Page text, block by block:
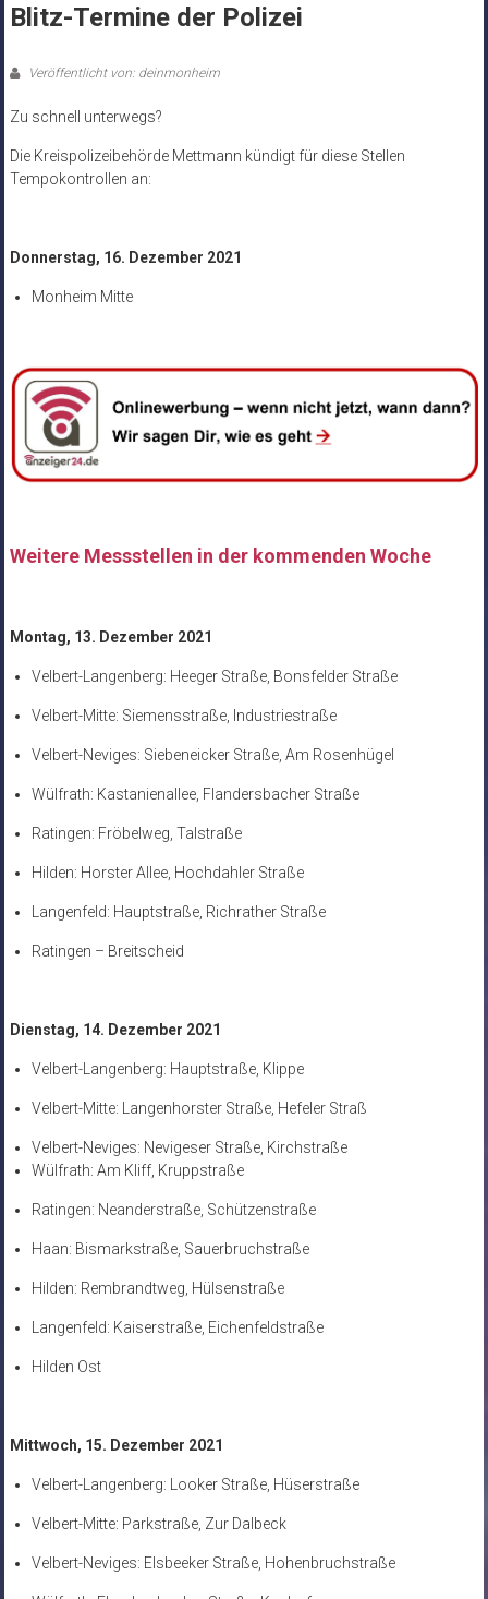
Blitz-Termine der Polizei
Veröffentlicht von: deinmonheim
Zu schnell unterwegs?
Die Kreispolizeibehörde Mettmann kündigt für diese Stellen
Tempokontrollen an:
Donnerstag, 16. Dezember 2021
Monheim Mitte
Weitere Messstellen in der kommenden Woche
Montag, 13. Dezember 2021
Velbert-Langenberg: Heeger Straße, Bonsfelder Straße
Velbert-Mitte: Siemensstraße, Industriestraße
Velbert-Neviges: Siebeneicker Straße, Am Rosenhügel
Wülfrath: Kastanienallee, Flandersbacher Straße
Ratingen: Fröbelweg, Talstraße
Hilden: Horster Allee, Hochdahler Straße
Langenfeld: Hauptstraße, Richrather Straße
Ratingen – Breitscheid
Dienstag, 14. Dezember 2021
Velbert-Langenberg: Hauptstraße, Klippe
Velbert-Mitte: Langenhorster Straße, Hefeler Straß
Velbert-Neviges: Nevigeser Straße, Kirchstraße
Wülfrath: Am Kliff, Kruppstraße
Ratingen: Neanderstraße, Schützenstraße
Haan: Bismarkstraße, Sauerbruchstraße
Hilden: Rembrandtweg, Hülsenstraße
Langenfeld: Kaiserstraße, Eichenfeldstraße
Hilden Ost
Mittwoch, 15. Dezember 2021
Velbert-Langenberg: Looker Straße, Hüserstraße
Velbert-Mitte: Parkstraße, Zur Dalbeck
Velbert-Neviges: Elsbeeker Straße, Hohenbruchstraße